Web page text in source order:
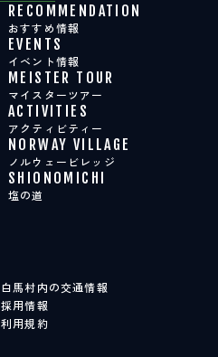
RECOMMENDATION
おすすめ情報
EVENTS
イベント情報
MEISTER TOUR
マイスターツアー
ACTIVITIES
アクティビティー
NORWAY VILLAGE
ノルウェービレッジ
SHIONOMICHI
塩の道
白馬村内の交通情報
採用情報
利用規約